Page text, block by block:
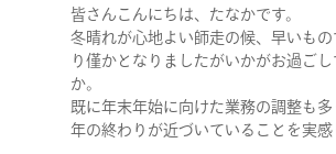
信
1ヶ月目にSEOテストを作成し
実施
3ヶ月経過時点でメンバーにヒ
ヒアリングを元に発信内容を微
皆さんこんにちは、たなかです。
冬晴れが心地よい師走の候、早いも
り僅かとなりましたがいかがお過ごし
か。
既に年末年始に向けた業務の調整も
年の終わりが近づいていることを実感